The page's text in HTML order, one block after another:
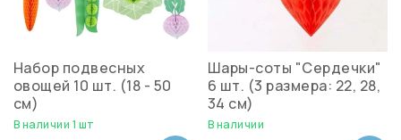
Набор подвесных
овощей 10 шт. (18 - 50
см)
В наличии 1 шт
Шары-соты "Сердечки"
6 шт. (3 размера: 22, 28,
34 см)
В наличии